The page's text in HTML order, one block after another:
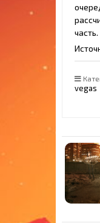
часть.
vegas